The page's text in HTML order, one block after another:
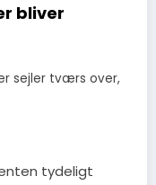
bliver
sejler tværs over,
tydeligt